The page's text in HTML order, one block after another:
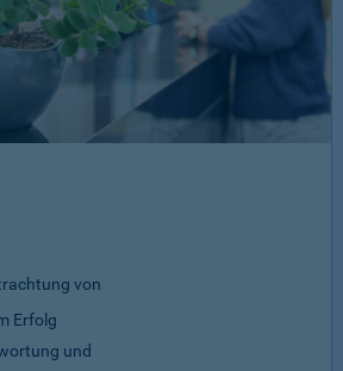
von
Erfolg
und